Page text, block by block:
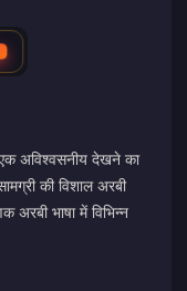
एक अविश्वसनीय देखने का
की विशाल अरबी
अरबी भाषा में विभिन्न